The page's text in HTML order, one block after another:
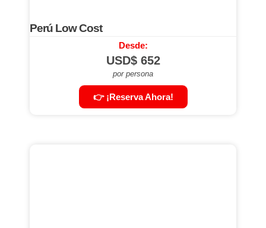
Perú Low Cost
Desde:
USD$652
por persona
👉 ¡Reserva Ahora!